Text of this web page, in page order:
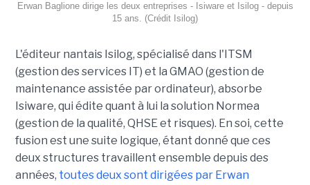
Erwan Baglione dirige les deux entreprises - Isiware et Isilog - depuis
15 ans. (Crédit Isilog)
L'éditeur nantais Isilog, spécialisé dans l'ITSM
(gestion des services IT) et la GMAO (gestion de
maintenance assistée par ordinateur), absorbe
Isiware, qui édite quant à lui la solution Normea
(gestion de la qualité, QHSE et risques). En soi, cette
fusion est une suite logique, étant donné que ces
deux structures travaillent ensemble depuis des
années, toutes deux sont dirigées par Erwan